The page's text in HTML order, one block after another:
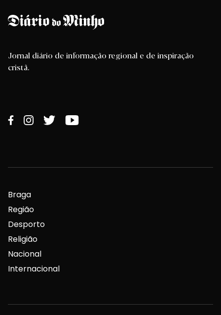
Jornal diário de informação regional e de inspiração
cristã.
Braga
Região
Desporto
Religião
Nacional
Internacional